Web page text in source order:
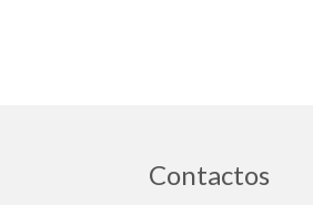
Contactos